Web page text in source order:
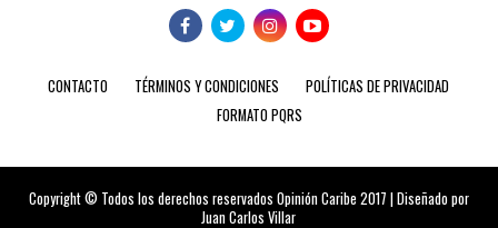
CONTACTO TÉRMINOS Y CONDICIONES
POLÍTICAS DE PRIVACIDAD
FORMATO PQRS
Copyright © Todos los derechos reservados Opinión Caribe 2017 | Diseñado por
Juan Carlos Villar